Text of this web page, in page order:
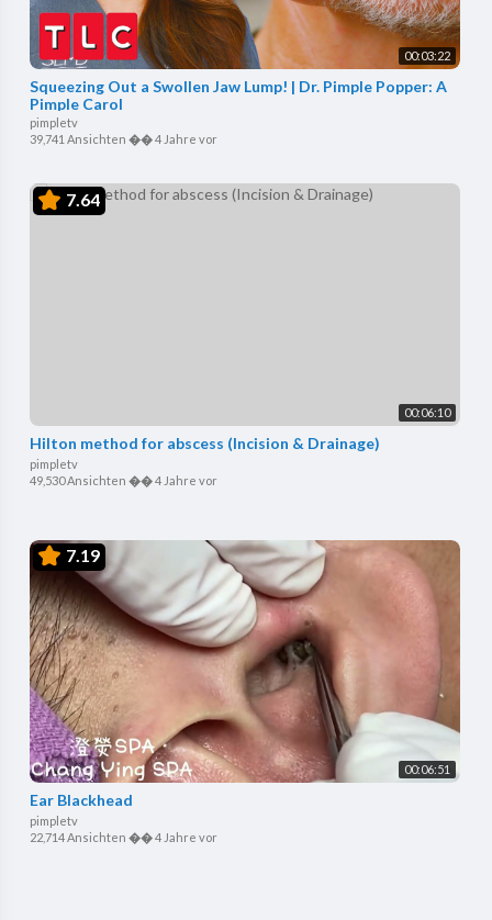
00:03:22
Squeezing Out a Swollen Jaw Lump! | Dr. Pimple Popper: A
Pimple Carol
pimpletv
39,741 Ansichten ��4 Jahre vor
7.64
00:06:10
Hilton method for abscess (Incision & Drainage)
pimpletv
49,530 Ansichten ��4 Jahre vor
7.19
00:06:51
Ear Blackhead
pimpletv
22,714 Ansichten ��4 Jahre vor